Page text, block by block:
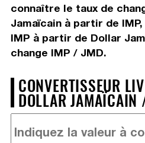
connaître le taux de
Jamaïcain à partir de
IMP à partir de Dollar
change IMP / JMD.
CONVERTISSEUR
DOLLAR